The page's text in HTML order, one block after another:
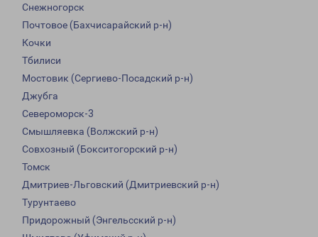
Снежногорск
Почтовое (Бахчисарайский р-н)
Кочки
Тбилиси
Мостовик (Сергиево-Посадский р-н)
Джубга
Североморск-3
Смышляевка (Волжский р-н)
Совхозный (Бокситогорский р-н)
Томск
Дмитриев-Льговский (Дмитриевский р-н)
Турунтаево
Придорожный (Энгельсский р-н)